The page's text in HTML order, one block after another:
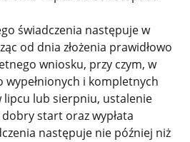
świadczenia następuje w
od dnia złożenia prawidłowo
wniosku, przy czym, w
wypełnionych i kompletnych
lipcu lub sierpniu, ustalenie
start oraz wypłata
następuje nie później niż